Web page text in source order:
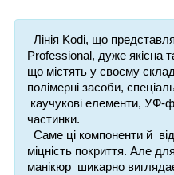
Лінія Kodi, що
Professional, дуже якісна
що містять у своєму
полімерні засоби,
каучукові елементи, УФ-
частинки.
Саме ці компоненти й
міцність покриття. Але
манікюр шикарно